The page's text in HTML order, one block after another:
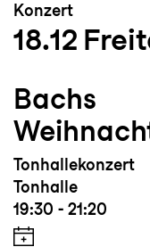
Konzert
18.12
Bachs
Tonhallekonzert
Tonhalle
19:30 - 21:20